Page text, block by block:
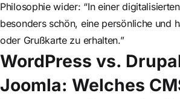
Philosophie wider: “In einer
besonders schön, eine persönliche und
oder Grußkarte zu erhalten.”
WordPress vs.
Joomla: Welches